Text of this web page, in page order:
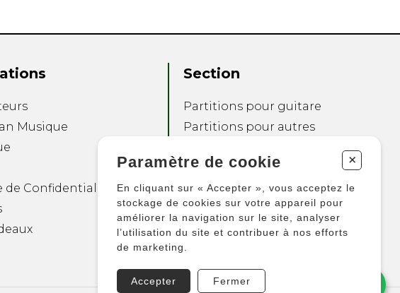
Musique
de Confidentialité
Section
Partitions pour guitare
Partitions pour autres
Partitions pour
ensembles
Autres produits
Paramètre de cookie +
En cliquant sur « Accepter », vous acceptez le
stockage de cookies sur votre appareil pour
améliorer la navigation sur le site, analyser
l’utilisation du site et contribuer à nos efforts
de marketing.
Accepter Fermer